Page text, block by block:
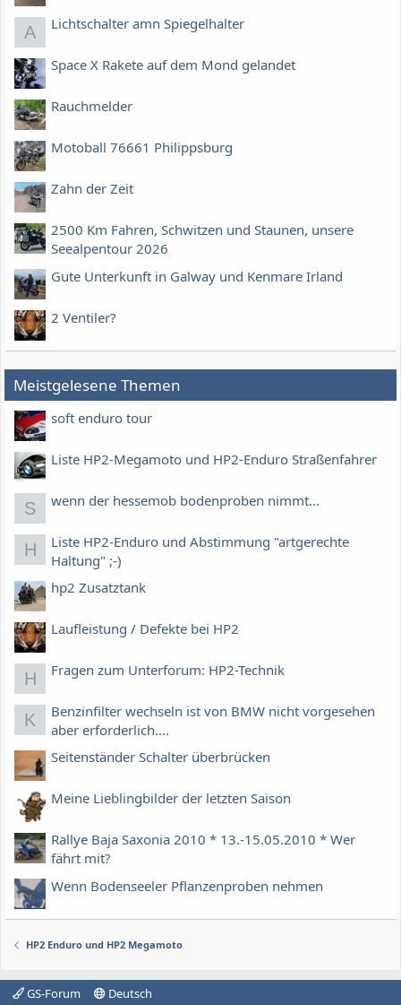
A Lichtschalter amn Spiegelhalter
Space X Rakete auf dem Mond gelandet
Rauchmelder
Motoball 76661 Philippsburg
Zahn der Zeit
2500 Km Fahren, Schwitzen und Staunen, unsere
Seealpentour 2026
Gute Unterkunft in Galway und Kenmare Irland
2 Ventiler?
Meistgelesene Themen
soft enduro tour
Liste HP2-Megamoto und HP2-Enduro Straßenfahrer
S wenn der hessemob bodenproben nimmt...
H
Liste HP2-Enduro und Abstimmung "artgerechte
Haltung" ;-)
hp2 Zusatztank
Laufleistung / Defekte bei HP2
H Fragen zum Unterforum: HP2-Technik
K
Benzinfilter wechseln ist von BMW nicht vorgesehen
aber erforderlich....
Seitenständer Schalter überbrücken
Meine Lieblingbilder der letzten Saison
Rallye Baja Saxonia 2010 * 13.-15.05.2010 * Wer
fährt mit?
Wenn Bodenseeler Pflanzenproben nehmen
HP2 Enduro und HP2 Megamoto
GS-Forum Deutsch